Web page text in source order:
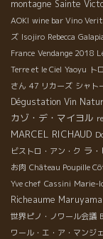
montagne Sainte
AOKI wine bar Vino
ズ Isojiro Rebecca
France Vendange 2018
Terre et le Ciel Yaoyu ト
さん 47 リカーズ シャト
Dégustation Vin
カゾ・デ・マイヨル
MARCEL RICHAUD
ビストロ・アン・ク ラ
お肉 Château Poupille
Yve chef Cassini Marie-
Richeaume
世界ピノ・ノワール会議
ワール・エ・ア・マンジェ